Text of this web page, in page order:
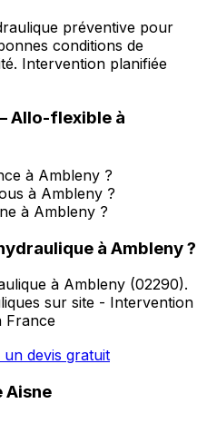
préventive pour
conditions de
Intervention planifiée
Allo-flexible à
à Ambleny ?
à Ambleny ?
à Ambleny ?
à Ambleny?
à Ambleny (02290).
sur site - Intervention
France
un devis gratuit
Aisne